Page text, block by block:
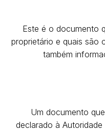
Este é o documento
proprietário e quais são
também
Um documento
declarado à